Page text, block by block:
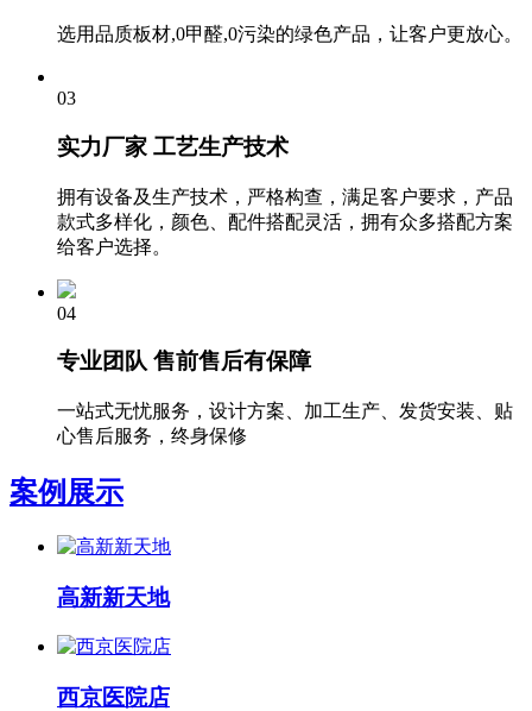
选用品质板材,0甲醛,0污染的绿色产品，让客户更放心。
03
实力厂家 工艺生产技术
拥有设备及生产技术，严格构查，满足客户要求，产品
款式多样化，颜色、配件搭配灵活，拥有众多搭配方案
给客户选择。
04
专业团队 售前售后有保障
一站式无忧服务，设计方案、加工生产、发货安装、贴
心售后服务，终身保修
案例展示
高新新天地
西京医院店